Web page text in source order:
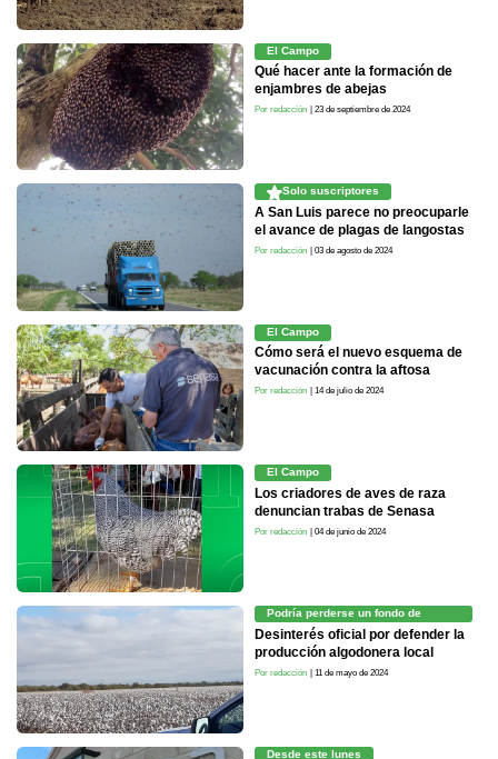
El Campo
Qué hacer ante la formación de
enjambres de abejas
Por redacción | 23 de septiembre de 2024
Solo suscriptores
A San Luis parece no preocuparle
el avance de plagas de langostas
Por redacción | 03 de agosto de 2024
El Campo
Cómo será el nuevo esquema de
vacunación contra la aftosa
Por redacción | 14 de julio de 2024
El Campo
Los criadores de aves de raza
denuncian trabas de Senasa
Por redacción | 04 de junio de 2024
Podría perderse un fondo de
estímulo
Desinterés oficial por defender la
producción algodonera local
Por redacción | 11 de mayo de 2024
Desde este lunes